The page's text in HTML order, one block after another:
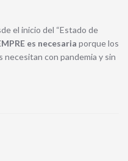
el inicio del “Estado de
es necesaria porque los
necesitan con pandemia y sin